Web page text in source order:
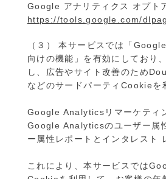
Google アナリティクス オプト
https://tools.google.com/
（３） 本サービスでは「
向けの機能」を有効にしており
し、広告やサイト改善のため
などのサードパーティCookieを
Google Analyticsリマーケティ
Google Analyticsのユーザー属
ー属性レポートとインタレスト
これにより、本サービスでは